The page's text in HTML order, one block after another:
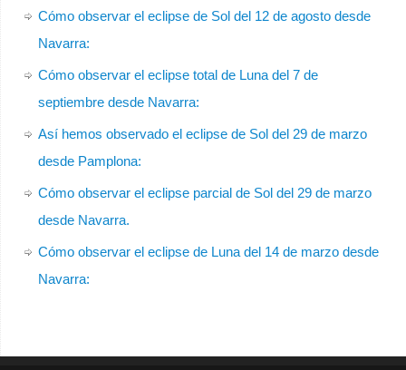
Cómo observar el eclipse de Sol del 12 de agosto desde
Navarra:
Cómo observar el eclipse total de Luna del 7 de
septiembre desde Navarra:
Así hemos observado el eclipse de Sol del 29 de marzo
desde Pamplona:
Cómo observar el eclipse parcial de Sol del 29 de marzo
desde Navarra.
Cómo observar el eclipse de Luna del 14 de marzo desde
Navarra: